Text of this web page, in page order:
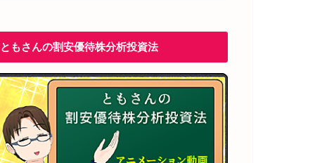
ともさんの割安優待株分析投資法